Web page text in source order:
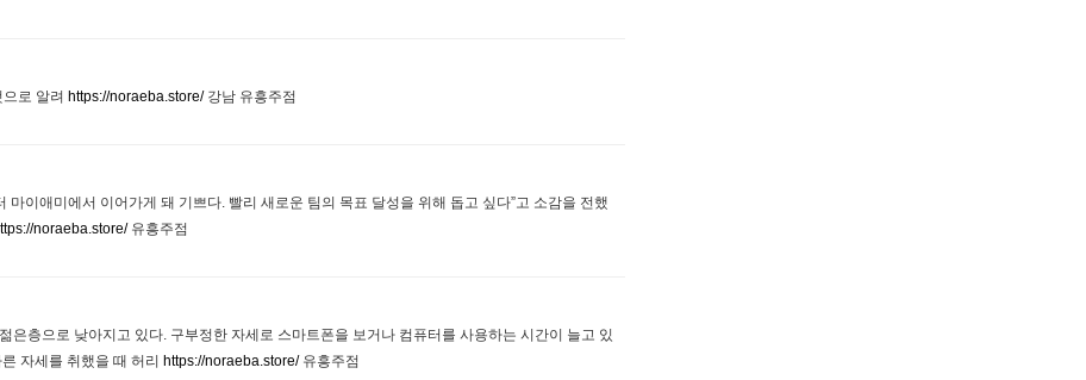
로 알려 https://noraeba.store/강남 유흥주점
마이애미에서 이어가게 돼 기쁘다. 빨리 새로운 팀의 목표 달성을 위해 돕고 싶다”고 소감을 전했
noraeba.store/유흥주점
은층으로 낮아지고 있다. 구부정한 자세로 스마트폰을 보거나 컴퓨터를 사용하는 시간이 늘고 있
자세를 취했을 때 허리 https://noraeba.store/유흥주점